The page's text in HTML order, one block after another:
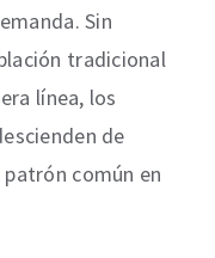
Sin
tradicional
línea, los
de
común en